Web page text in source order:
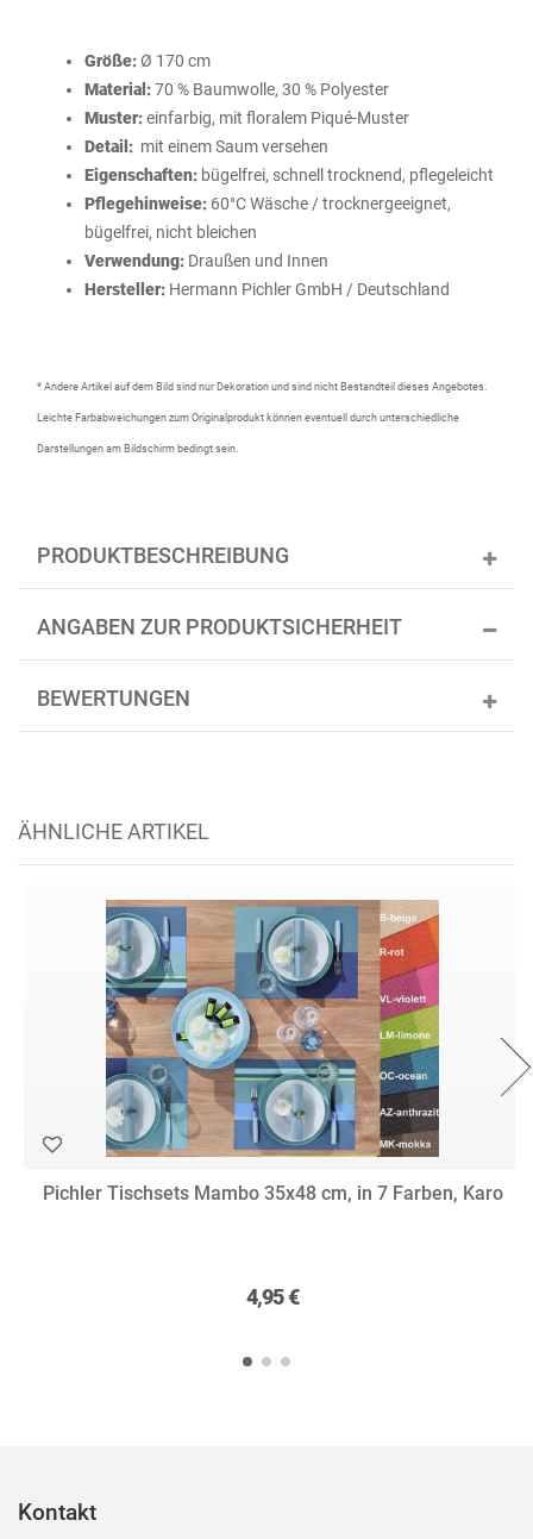
Größe:Ø 170 cm
Material:70 % Baumwolle, 30 % Polyester
Muster:einfarbig, mit floralem Piqué-Muster
Detail: mit einem Saum versehen
Eigenschaften: bügelfrei, schnell trocknend, pflegeleicht
Pflegehinweise: 60°C Wäsche / trocknergeeignet,
bügelfrei, nicht bleichen
Verwendung: Draußen und Innen
Hersteller: Hermann Pichler GmbH / Deutschland
* Andere Artikel auf dem Bild sind nur Dekoration und sind nicht Bestandteil dieses Angebotes.
Leichte Farbabweichungen zum Originalprodukt können eventuell durch unterschiedliche
Darstellungen am Bildschirm bedingt sein.
PRODUKTBESCHREIBUNG
ANGABEN ZUR PRODUKTSICHERHEIT
BEWERTUNGEN
ÄHNLICHE ARTIKEL
Pichler Tischsets Mambo 35x48 cm, in 7 Farben, Karo
4,95 €
Kontakt